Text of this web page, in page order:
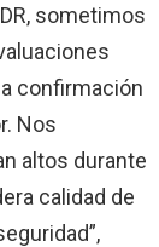
sometimos
confirmación
Nos
altos durante
calidad de